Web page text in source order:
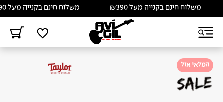
משלוח חינם בקנייה מעל ₪390 משלוח חינם בקנייה מעל ₪390
המלאי אזל